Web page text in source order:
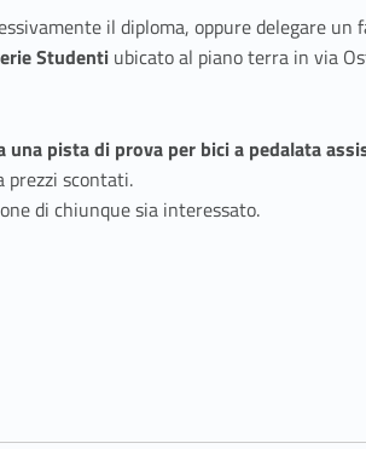
il diploma, oppure delegare
Studenti ubicato al piano terra in via
una pista di prova per bici a pedalata
prezzi scontati.
di chiunque sia interessato.